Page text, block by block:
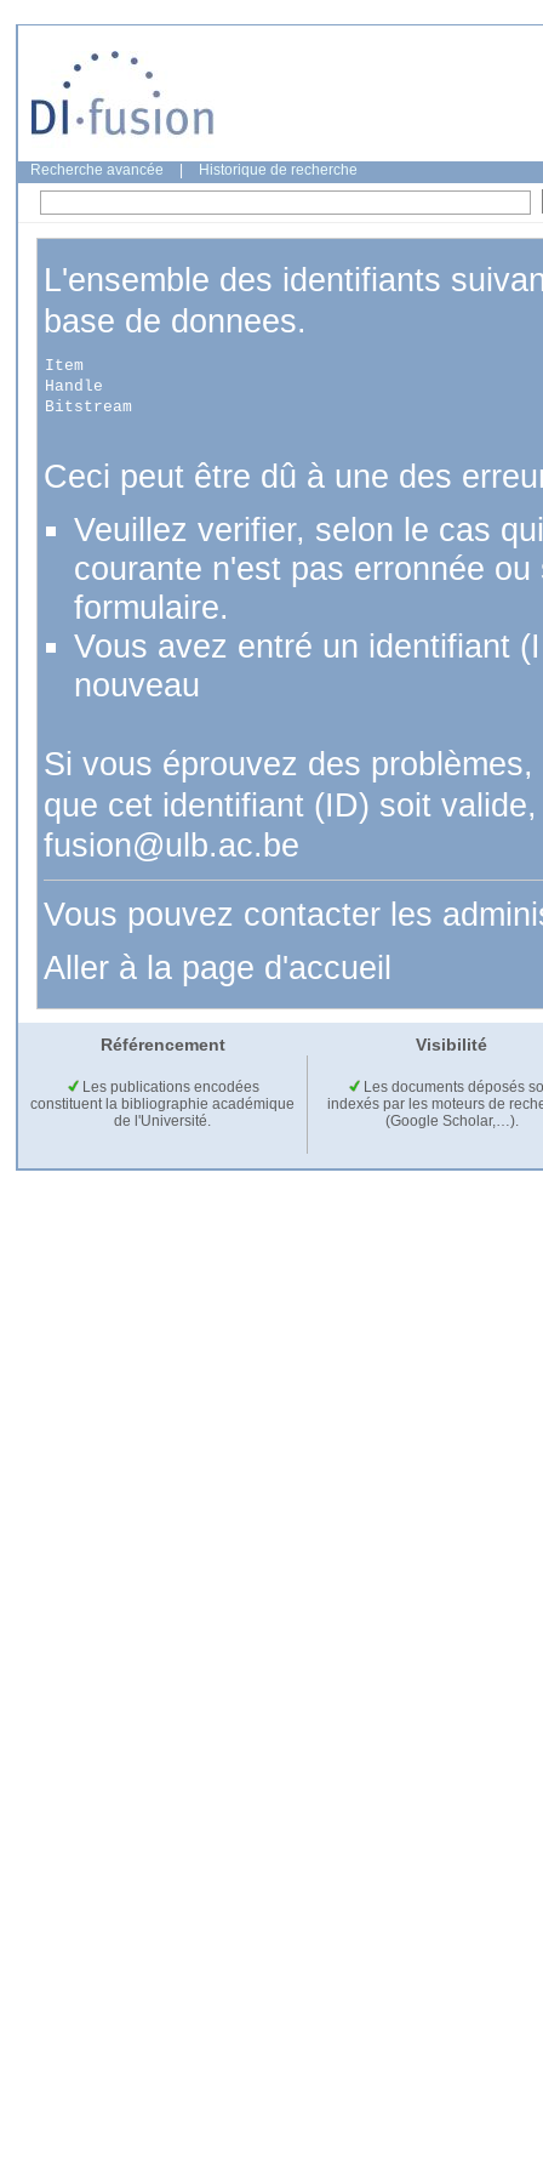
Recherche avancée Historique de recherche
L'ensemble des identifiants
base de donnees.
Item
Handle
Bitstream
Ceci peut être dû à une des
Veuillez verifier, selon le cas
courante n'est pas erronnée
formulaire.
Vous avez entré un identifiant
nouveau
Si vous éprouvez des
que cet identifiant (ID) soit
fusion@ulb.ac.be
Vous pouvez contacter les
Aller à la page d'accueil
Référencement Visibilité
Les publications encodées
constituent la bibliographie académique
de l'Université.
Les documents déposés
indexés par les moteurs de
(Google Scholar,…).